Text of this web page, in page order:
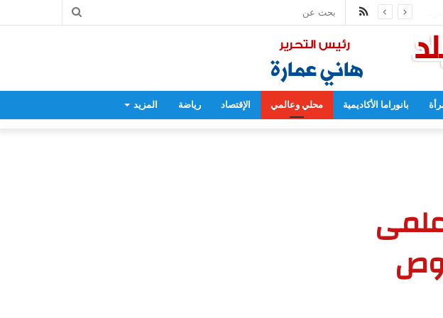
بحث
ملخص
الموقع
RSS
بانوراما الأكاديمية محلي وعالمي الإقتصاد رياضة المزيد